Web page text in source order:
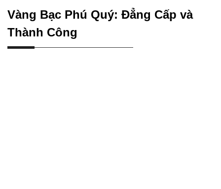
Vàng Bạc Phú Quý: Đẳng Cấp và
Thành Công